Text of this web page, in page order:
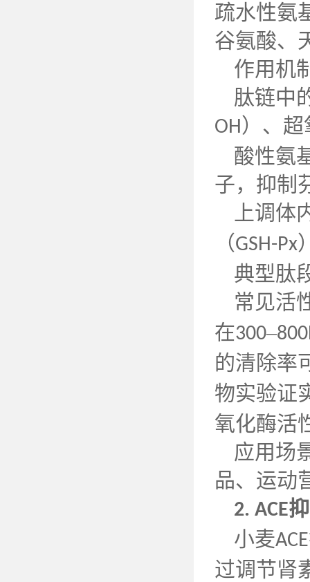
疏水性氨
谷氨酸、
作用机
肽链中
OH）、
酸性氨
子，抑制
上调体
（GSH-Px
典型肽
常见活
在300–
的清除率
物实验证
氧化酶活
应用场
品、运动
2. ACE
小麦ACE
过调节肾